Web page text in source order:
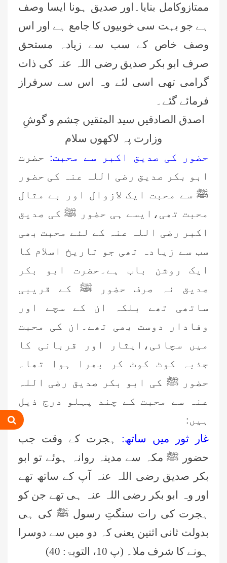
ممتازوکامل بنایا۔اور صدیق ہونا ایسا وصف
ہے جو بہت سی خوبیوں کا جامع ہے اور اس
وصف خاص کے سب سے زیادہ مستحق
صرف ابو بکر صدیق رضی اللہ عنہ کی ذات
گرامی تھی اسی لئے وہ اس سے سرفراز
فرمائے گئے۔
اصدق الصادقیں سید المتقیں چشم و گوشِ
وزارت پہ لاکھوں سلام
حضور کی صدیق اکبر سے محبت: حضرت
ابو بکر صدیق رضی اللہ عنہ کی حضور
ﷺ سے محبت ایک لازوال اور بے مثال
محبت تھی،ایسے ہی حضور ﷺ کی صدیق
اکبر رضی اللہ عنہ کے لئے محبت بھی
سب سے زیادہ تھی جو تاریخ اسلام کا
ایک روشن باب ہے۔حضرت ابو بکر
صدیق نہ صرف حضور ﷺ کے قریبی
ساتھی تھے بلکہ ان کے سچے اور
وفادار دوست بھی تھے۔ان کی محبت
میں سچائی،ایثار اور قربانی کا
جذبہ کوٹ کوٹ کر بھرا ہوا تھا۔
حضور ﷺ کی ابو بکر صدیق رضی اللہ
عنہ سے محبت کے چند پہلو درج ذیل
ہیں:
غار ثور میں ساتھ:
ہجرت کے وقت جب
حضور ﷺ مکہ سے مدینہ روانہ ہوئے تو ابو
بکر صدیق رضی اللہ عنہ آپ کے ساتھ تھے
اور وہ ابو بکر رضی اللہ عنہ ہی تھے جن کو
ہجرت کی رات سنگتِ رسول ﷺ کی ہی
بدولت ثانى اثنين یعنی کہ دو میں سے دوسرا
ہونے کا شرف ملا۔ (پ 10، التوبۃ: 40)